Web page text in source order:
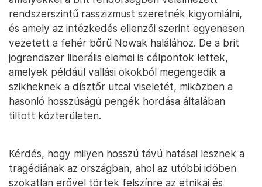
rendszerszintű rasszizmust szeretnék kigyomlálni,
és amely az intézkedés ellenzői szerint egyenesen
vezetett a fehér bőrű Nowak halálához. De a brit
jogrendszer liberális elemei is célpontok lettek,
amelyek például vallási okokból megengedik a
szikheknek a dísztőr utcai viseletét, miközben a
hasonló hosszúságú pengék hordása általában
tiltott közterületen.
Kérdés, hogy milyen hosszú távú hatásai lesznek a
tragédiának az országban, ahol az utóbbi időben
szokatlan erővel törtek felszínre az etnikai és